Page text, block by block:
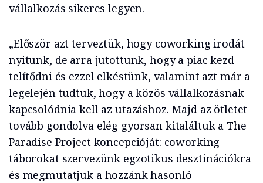
vállalkozás sikeres legyen.
„Először azt terveztük, hogy coworking irodát
nyitunk, de arra jutottunk, hogy a piac kezd
telítődni és ezzel elkéstünk, valamint azt már a
legelején tudtuk, hogy a közös vállalkozásnak
kapcsolódnia kell az utazáshoz. Majd az ötletet
tovább gondolva elég gyorsan kitaláltuk a The
Paradise Project koncepcióját: coworking
táborokat szervezünk egzotikus desztinációkra
és megmutatjuk a hozzánk hasonló